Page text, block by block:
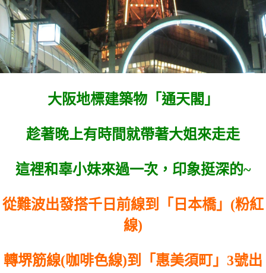
大阪地標建築物「通天閣」
趁著晚上有時間就帶著大姐來走走
這裡和辜小妹來過一次，印象挺深的~
從難波出發搭千日前線到「日本橋」(粉紅
線)
轉堺筋線(咖啡色線)到「惠美須町」3號出